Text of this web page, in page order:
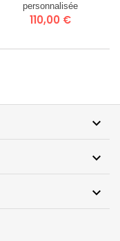
personnalisée
Prix
110,00 €


